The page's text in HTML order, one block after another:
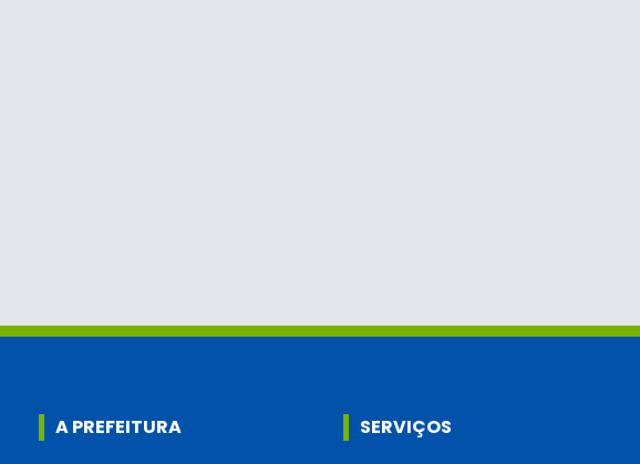
A PREFEITURA SERVIÇOS